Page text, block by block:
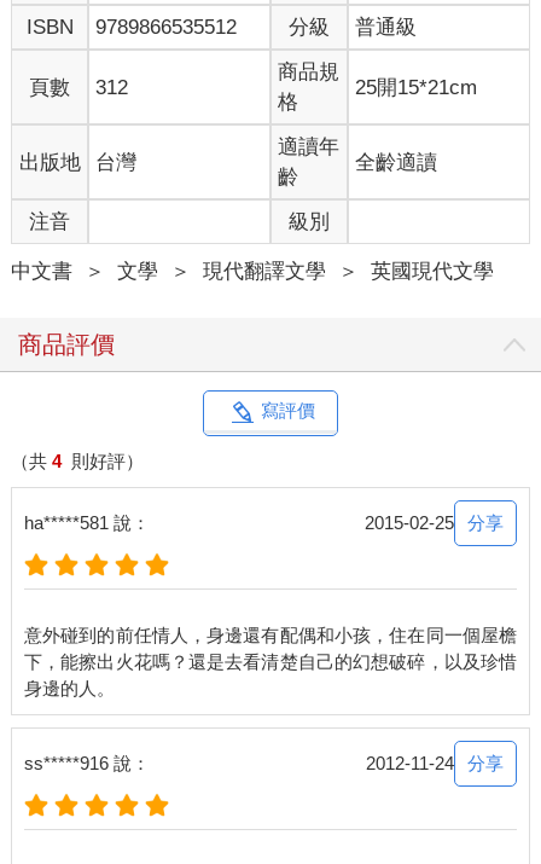
ISBN
9789866535512 分級 普通級
頁數 312
商品規
格
25開15*21cm
出版地 台灣
適讀年
齡
全齡適讀
注音 級別
中文書 ＞ 文學 ＞ 現代翻譯文學 ＞ 英國現代文學
商品評價
寫評價
（共 4 則好評）
ha*****581 說： 2015-02-25 分享
意外碰到的前任情人，身邊還有配偶和小孩，住在同一個屋檐
下，能擦出火花嗎？還是去看清楚自己的幻想破碎，以及珍惜
ss*****916 說： 2012-11-24 分享